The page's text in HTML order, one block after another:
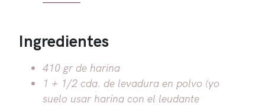
Ingredientes
410 gr de harina
1 + 1/2 cda. de levadura en polvo (yo
suelo usar harina con el leudante